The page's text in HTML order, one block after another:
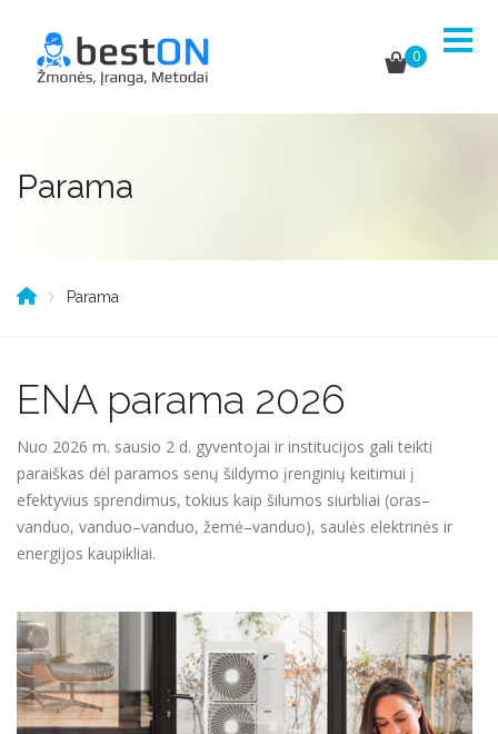
0
Parama
Parama
ENA parama 2026
Nuo 2026 m. sausio 2 d. gyventojai ir institucijos gali teikti
paraiškas dėl paramos senų šildymo įrenginių keitimui į
efektyvius sprendimus, tokius kaip šilumos siurbliai (oras–
vanduo, vanduo–vanduo, žemė–vanduo), saulės elektrinės ir
energijos kaupikliai.